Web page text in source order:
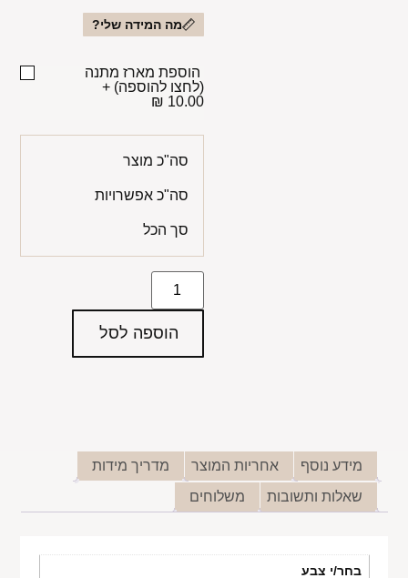
מה המידה שלי?
הוספת מארז מתנה
(לחצו להוספה) +
10.00 ₪
סה"כ מוצר
סה"כ אפשרויות
סך הכל
הוספה לסל
מידע נוסף אחריות המוצר
מדריך מידות
שאלות ותשובות
משלוחים
בחר/י צבע